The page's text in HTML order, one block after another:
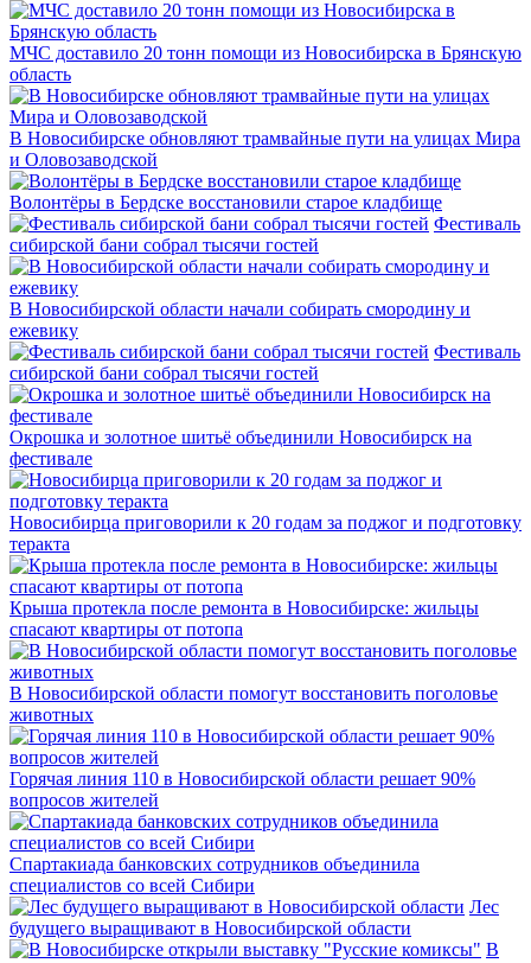
МЧС доставило 20 тонн помощи из Новосибирска в Брянскую
область
В Новосибирске обновляют трамвайные пути на улицах Мира
и Оловозаводской
Волонтёры в Бердске восстановили старое кладбище
Фестиваль
сибирской бани собрал тысячи гостей
В Новосибирской области начали собирать смородину и
ежевику
Фестиваль
сибирской бани собрал тысячи гостей
Окрошка и золотное шитьё объединили Новосибирск на
фестивале
Новосибирца приговорили к 20 годам за поджог и подготовку
теракта
Крыша протекла после ремонта в Новосибирске: жильцы
спасают квартиры от потопа
В Новосибирской области помогут восстановить поголовье
животных
Горячая линия 110 в Новосибирской области решает 90%
вопросов жителей
Спартакиада банковских сотрудников объединила
специалистов со всей Сибири
Лес
будущего выращивают в Новосибирской области
В